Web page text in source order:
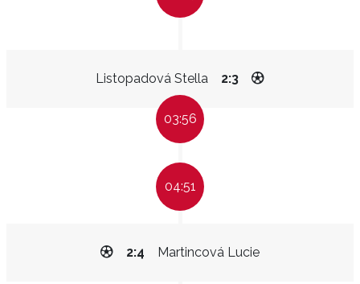
Listopadová Stella 2:3
03:56
04:51
Martincová Lucie
2:4